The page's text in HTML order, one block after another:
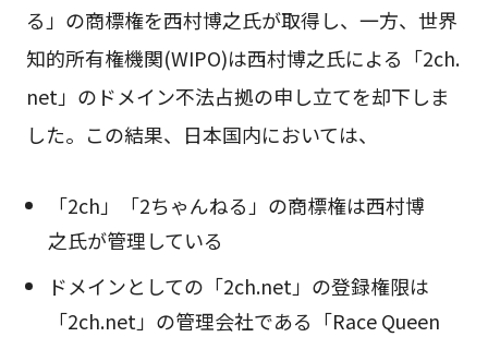
る」の商標権を西村博之氏が取得し、一方、世界
知的所有権機関(WIPO)は西村博之氏による「2ch.
net」のドメイン不法占拠の申し立てを却下しま
した。この結果、日本国内においては、
「2ch」「2ちゃんねる」の商標権は西村博
之氏が管理している
ドメインとしての「2ch.net」の登録権限は
「2ch.net」の管理会社である「Race Queen